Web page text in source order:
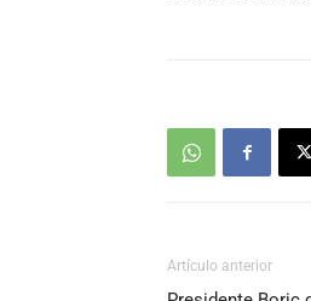
Artículo anterior